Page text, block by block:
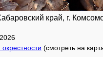
край, г.
2026
(смотреть на